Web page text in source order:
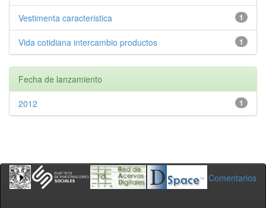
1
Vestimenta caracteristica
1
Vida cotidiana intercambio productos
Fecha de lanzamiento
1
2012
Comentarios